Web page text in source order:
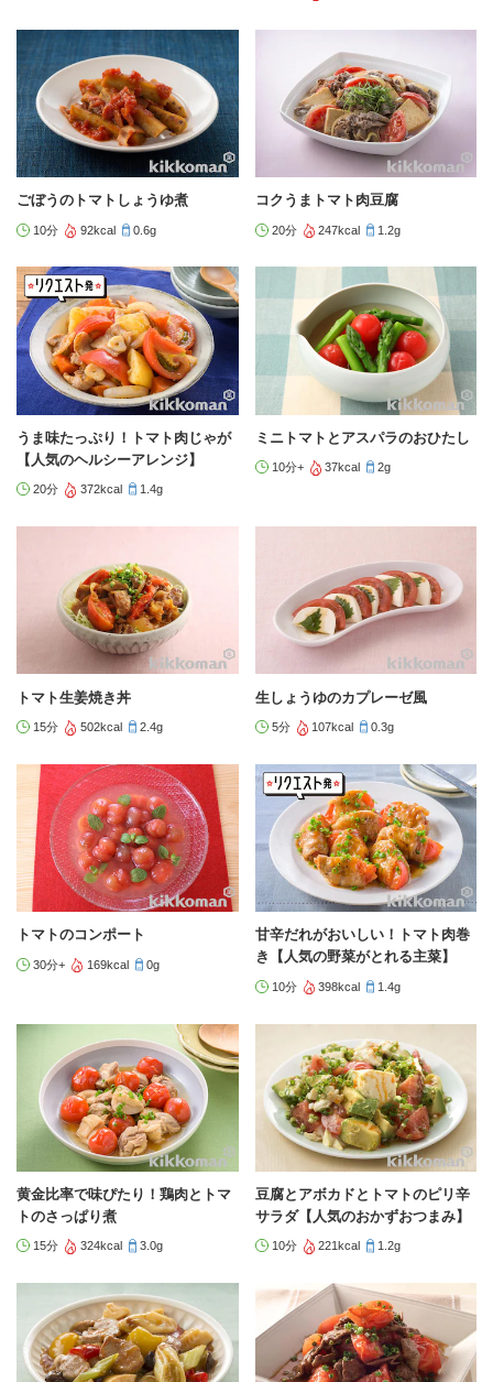
ごぼうのトマトしょうゆ煮
10分 92kcal 0.6g
コクうまトマト肉豆腐
20分 247kcal 1.2g
うま味たっぷり！トマト肉じゃが
【人気のヘルシーアレンジ】
20分 372kcal 1.4g
ミニトマトとアスパラのおひたし
10分+ 37kcal 2g
トマト生姜焼き丼
15分 502kcal 2.4g
生しょうゆのカプレーゼ風
5分 107kcal 0.3g
トマトのコンポート
30分+ 169kcal 0g
甘辛だれがおいしい！トマト肉巻
き【人気の野菜がとれる主菜】
10分 398kcal 1.4g
黄金比率で味ぴたり！鶏肉とトマ
トのさっぱり煮
15分 324kcal 3.0g
豆腐とアボカドとトマトのピリ辛
サラダ【人気のおかずおつまみ】
10分 221kcal 1.2g